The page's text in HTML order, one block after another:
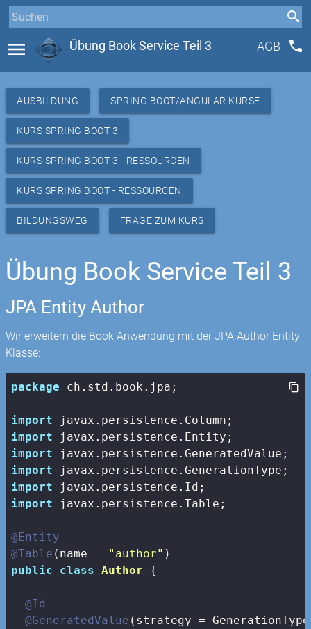
menu Übung Book Service Teil 3 AGB phone
AUSBILDUNG SPRING BOOT/ANGULAR KURSE
KURS SPRING BOOT 3
KURS SPRING BOOT 3 - RESSOURCEN
KURS SPRING BOOT - RESSOURCEN
BILDUNGSWEG FRAGE ZUM KURS
Übung Book Service Teil 3
JPA Entity Author
Wir erweitern die Book Anwendung mit der JPA Author Entity
Klasse:
package ch.std.book.jpa;
import
import
import
import
import
import javax.persistence.Table;
@Entity
@Table (name = "author"
public
class Author {
@Id
@GeneratedValue (strategy =